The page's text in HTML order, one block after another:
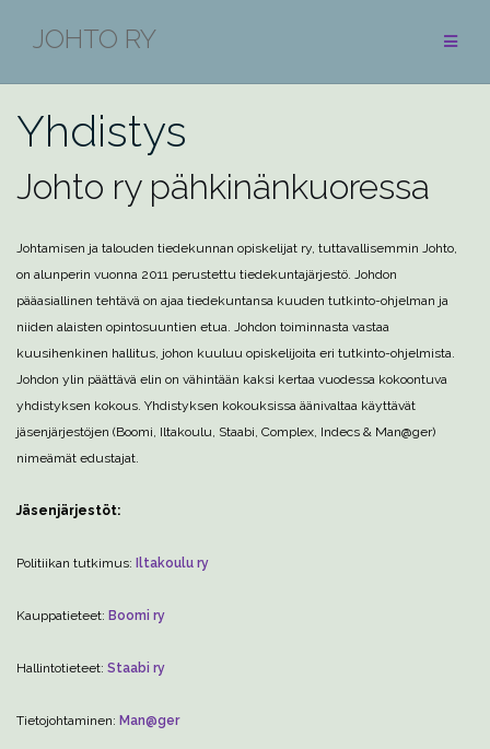
JOHTO RY
Yhdistys
Johto ry pähkinänkuoressa
Johtamisen ja talouden tiedekunnan opiskelijat ry, tuttavallisemmin Johto,
on alunperin vuonna 2011 perustettu tiedekuntajärjestö. Johdon
pääasiallinen tehtävä on ajaa tiedekuntansa kuuden tutkinto-ohjelman ja
niiden alaisten opintosuuntien etua. Johdon toiminnasta vastaa
kuusihenkinen hallitus, johon kuuluu opiskelijoita eri tutkinto-ohjelmista.
Johdon ylin päättävä elin on vähintään kaksi kertaa vuodessa kokoontuva
yhdistyksen kokous. Yhdistyksen kokouksissa äänivaltaa käyttävät
jäsenjärjestöjen (Boomi, Iltakoulu, Staabi, Complex, Indecs & Man@ger)
nimeämät edustajat.
Jäsenjärjestöt:
Politiikan tutkimus: Iltakoulu ry
Kauppatieteet: Boomi ry
Hallintotieteet: Staabi ry
Tietojohtaminen: Man@ger